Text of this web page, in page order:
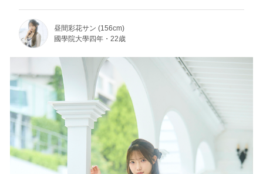
昼間彩花サン (156cm)
國學院大學四年・22歳